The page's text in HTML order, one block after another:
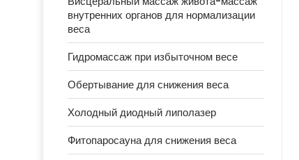
внутренних органов для нормализации
веса
Гидромассаж при избыточном весе
Обертывание для снижения веса
Холодный диодный липолазер
Фитопаросауна для снижения веса